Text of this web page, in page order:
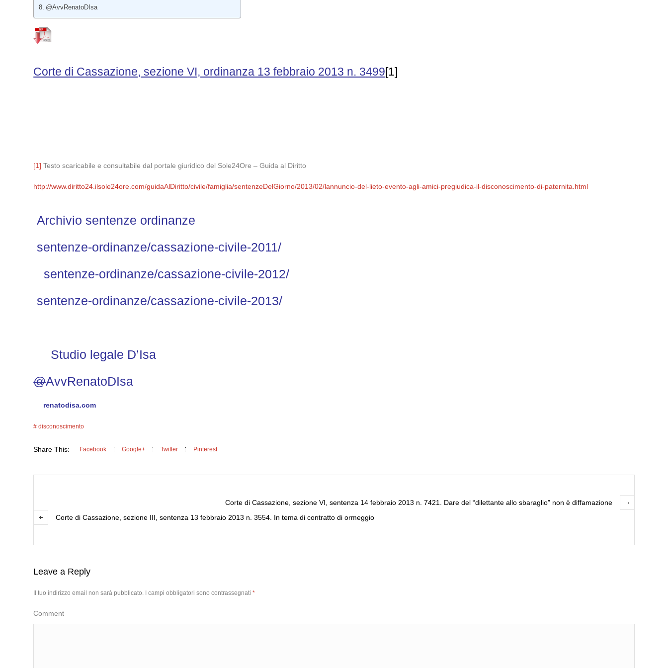
@AvvRenatoDIsa
Corte di Cassazione, sezione VI, ordinanza 13 febbraio 2013 n. 3499[1]
[1] Testo scaricabile e consultabile dal portale giuridico del Sole24Ore – Guida al Diritto
http://www.diritto24.ilsole24ore.com/guidaAlDiritto/civile/famiglia/sentenzeDelGiorno/2013/02/lannuncio-del-lieto-evento-agli-amici-pregiudica-il-disconoscimento-di-paternita.html
Archivio sentenze ordinanze
sentenze-ordinanze/cassazione-civile-2011/
sentenze-ordinanze/cassazione-civile-2012/
sentenze-ordinanze/cassazione-civile-2013/
Studio legale D’Isa
@AvvRenatoDIsa
renatodisa.com
disconoscimento
Share This: Facebook Google+ Twitter Pinterest
Corte di Cassazione, sezione VI, sentenza 14 febbraio 2013 n. 7421. Dare del “dilettante allo sbaraglio” non è diffamazione
Corte di Cassazione, sezione III, sentenza 13 febbraio 2013 n. 3554. In tema di contratto di ormeggio
Leave a Reply
Il tuo indirizzo email non sarà pubblicato. I campi obbligatori sono contrassegnati*
Comment